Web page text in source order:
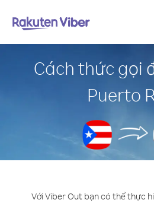
Cách thức gọi
Puerto
Với Viber Out bạn có thể thực